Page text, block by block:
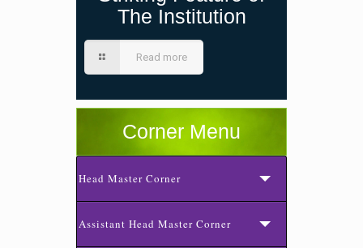
The Institution
Read more
Corner Menu
Head Master Corner
Assistant Head Master Corner